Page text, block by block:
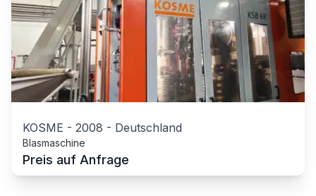
KOSME - 2008 - Deutschland
Blasmaschine
Preis auf Anfrage